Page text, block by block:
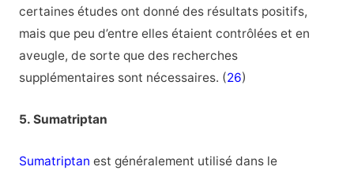
certaines études ont donné des résultats positifs,
mais que peu d’entre elles étaient contrôlées et en
aveugle, de sorte que des recherches
supplémentaires sont nécessaires. (26)
5. Sumatriptan
Sumatriptan est généralement utilisé dans le